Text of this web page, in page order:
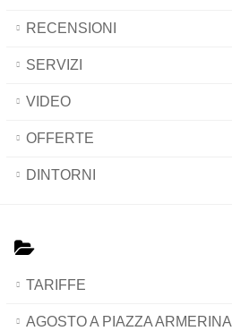
RECENSIONI
SERVIZI
VIDEO
OFFERTE
DINTORNI
TARIFFE
AGOSTO A PIAZZA ARMERINA